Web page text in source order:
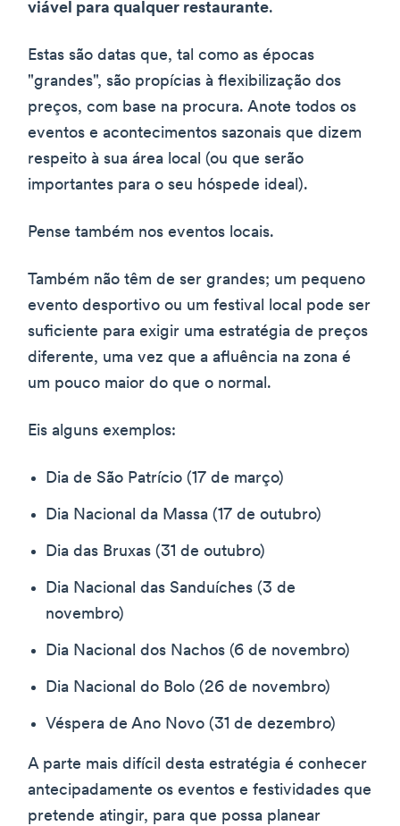
viável para qualquer restaurante.
Estas são datas que, tal como as épocas
"grandes", são propícias à flexibilização dos
preços, com base na procura. Anote todos os
eventos e acontecimentos sazonais que dizem
respeito à sua área local (ou que serão
importantes para o seu hóspede ideal).
Pense também nos eventos locais.
Também não têm de ser grandes; um pequeno
evento desportivo ou um festival local pode ser
suficiente para exigir uma estratégia de preços
diferente, uma vez que a afluência na zona é
um pouco maior do que o normal.
Eis alguns exemplos:
Dia de São Patrício (17 de março)
Dia Nacional da Massa (17 de outubro)
Dia das Bruxas (31 de outubro)
Dia Nacional das Sanduíches (3 de
novembro)
Dia Nacional dos Nachos (6 de novembro)
Dia Nacional do Bolo (26 de novembro)
Véspera de Ano Novo (31 de dezembro)
A parte mais difícil desta estratégia é conhecer
antecipadamente os eventos e festividades que
pretende atingir, para que possa planear